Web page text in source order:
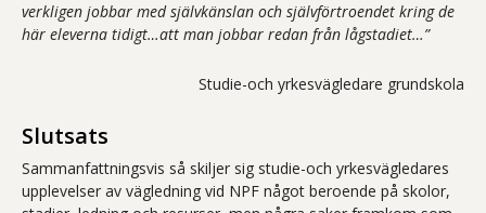
verkligen jobbar med självkänslan och självförtroendet kring de
här eleverna tidigt…att man jobbar redan från lågstadiet…”
Studie-och yrkesvägledare grundskola
Slutsats
Sammanfattningsvis så skiljer sig studie-och yrkesvägledares
upplevelser av vägledning vid NPF något beroende på skolor,